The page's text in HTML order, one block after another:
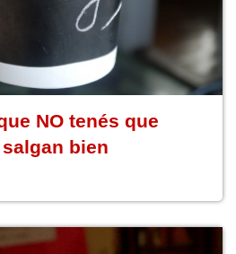
NO tenés que
bien